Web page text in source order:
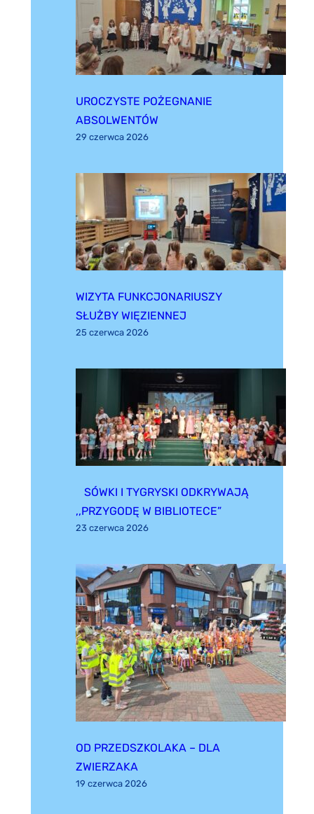
UROCZYSTE POŻEGNANIE
ABSOLWENTÓW
29 czerwca 2026
WIZYTA FUNKCJONARIUSZY
SŁUŻBY WIĘZIENNEJ
25 czerwca 2026
SÓWKI I TYGRYSKI ODKRYWAJĄ
,,PRZYGODĘ W BIBLIOTECE”
23 czerwca 2026
OD PRZEDSZKOLAKA – DLA
ZWIERZAKA
19 czerwca 2026